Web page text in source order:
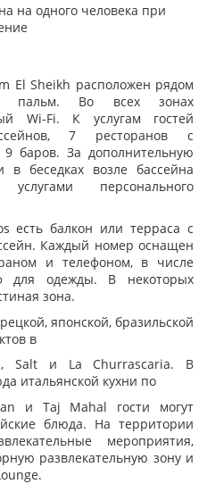
на одного человека при
El Sheikh расположен рядом
Во всех зонах
Wi-Fi. К услугам гостей
7 ресторанов с
баров. За дополнительную
беседках возле бассейна
персонального
есть балкон или терраса с
Каждый номер оснащен
и телефоном, в числе
для одежды. В некоторых
зона.
японской, бразильской
в
Salt и La Churrascaria. В
итальянской кухни по
и Taj Mahal гости могут
блюда. На территории
мероприятия,
развлекательную зону и